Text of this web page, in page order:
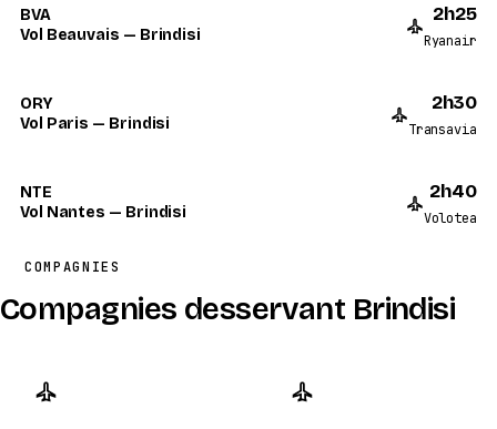
BVA
Vol Beauvais — Brindisi
2h25
Ryanair
ORY
Vol Paris — Brindisi
2h30
Transavia
NTE
Vol Nantes — Brindisi
2h40
Volotea
COMPAGNIES
Compagnies desservant Brindisi